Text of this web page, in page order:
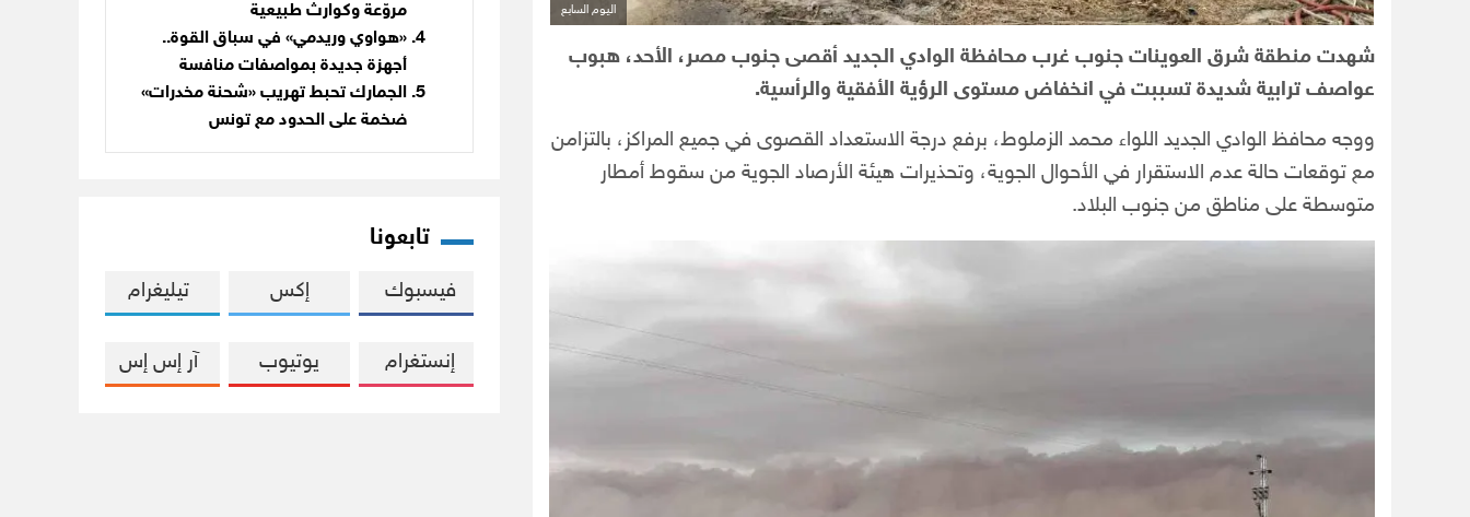
اليوم السابع
شهدت منطقة شرق العوينات جنوب غرب محافظة الوادي الجديد أقصى جنوب مصر، الأحد، هبوب
عواصف ترابية شديدة تسببت في انخفاض مستوى الرؤية الأفقية والرأسية.
ووجه محافظ الوادي الجديد اللواء محمد الزملوط، برفع درجة الاستعداد القصوى في جميع المراكز، بالتزامن
مع توقعات حالة عدم الاستقرار في الأحوال الجوية، وتحذيرات هيئة الأرصاد الجوية من سقوط أمطار
متوسطة على مناطق من جنوب البلاد.
مروّعة وكوارث طبيعية
«هواوي وريدمي» في سباق القوة..
أجهزة جديدة بمواصفات منافسة
الجمارك تحبط تهريب «شحنة مخدرات»
ضخمة على الحدود مع تونس
تابعونا
فيسبوك إكس تيليغرام
إنستغرام يوتيوب آر إس إس